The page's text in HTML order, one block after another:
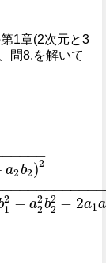
1章(2次元と3
問8.を解いて
a2b2)2
−
−−−−
2
1 − a2
2b2
2 − 2a1a
−−−−−−−−−−−−
1 2 b2